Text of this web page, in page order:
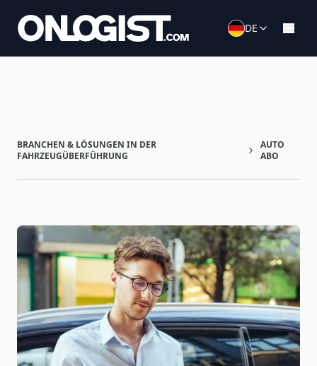
DE
BRANCHEN & LÖSUNGEN IN DER
FAHRZEUGÜBERFÜHRUNG
AUTO
ABO